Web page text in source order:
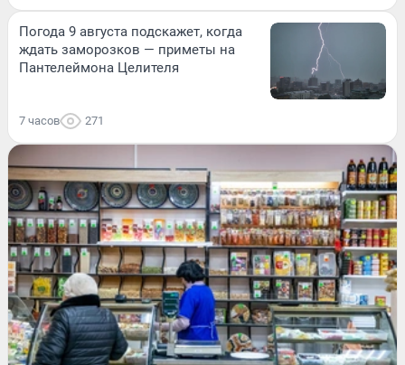
Погода 9 августа подскажет, когда
ждать заморозков — приметы на
Пантелеймона Целителя
7 часов 271